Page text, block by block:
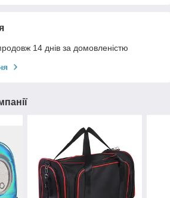
14 днів за домовленістю